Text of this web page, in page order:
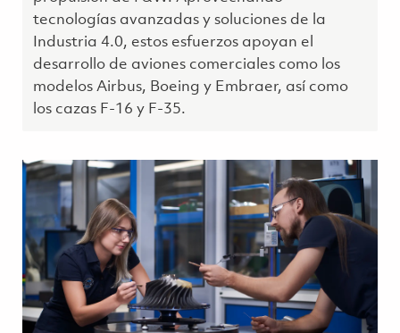
tecnologías avanzadas y soluciones de la
Industria 4.0, estos esfuerzos apoyan el
desarrollo de aviones comerciales como los
modelos Airbus, Boeing y Embraer, así como
los cazas F-16 y F-35.